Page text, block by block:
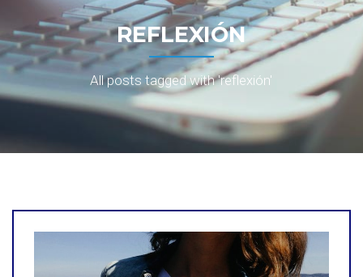
REFLEXIÓN
All posts tagged with 'reflexión'